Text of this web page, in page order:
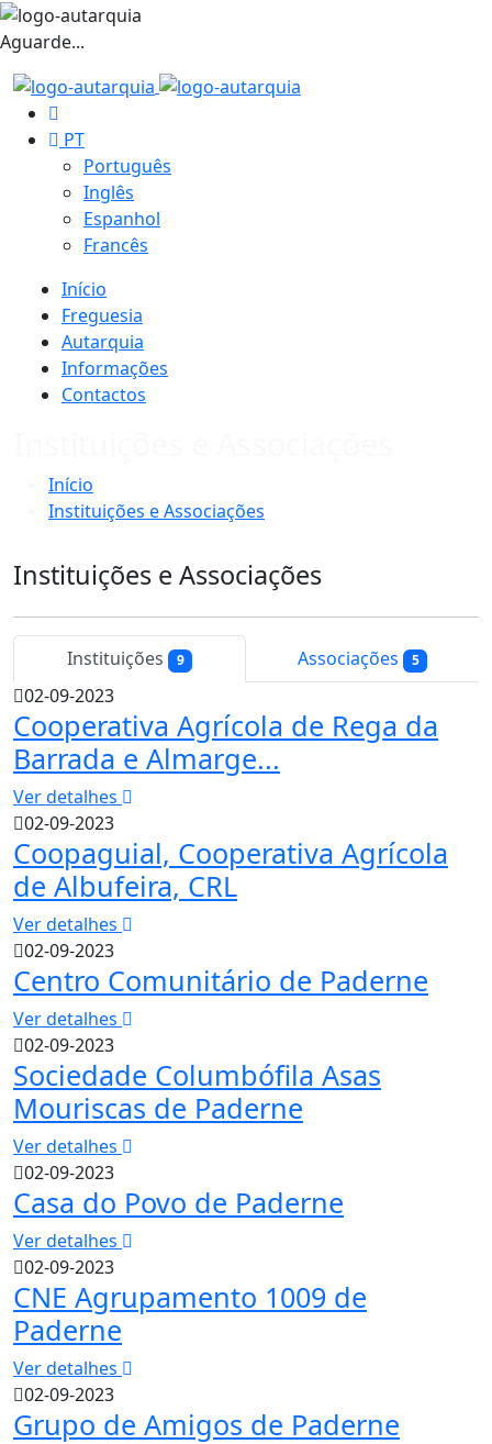
Aguarde...
PT
Português
Inglês
Espanhol
Francês
Início
Freguesia
Autarquia
Informações
Contactos
Início
Instituições e Associações
Instituições e Associações
Instituições 9 Associações 5
02-09-2023
Cooperativa Agrícola de Rega da
Barrada e Almarge...
Ver detalhes
02-09-2023
Coopaguial, Cooperativa Agrícola
de Albufeira, CRL
Ver detalhes
02-09-2023
Centro Comunitário de Paderne
Ver detalhes
02-09-2023
Sociedade Columbófila Asas
Mouriscas de Paderne
Ver detalhes
02-09-2023
Casa do Povo de Paderne
Ver detalhes
02-09-2023
CNE Agrupamento 1009 de
Paderne
Ver detalhes
02-09-2023
Grupo de Amigos de Paderne